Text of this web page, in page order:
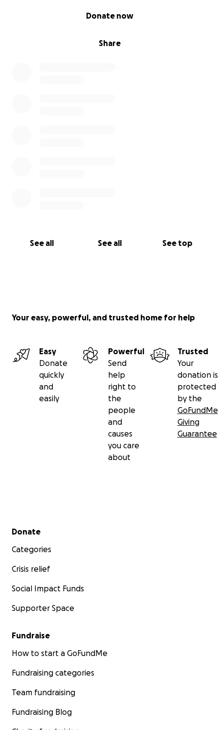
Share
Donate now
See all See all See top
Your easy, powerful, and trusted home for help
Easy
Donate
quickly
and
easily
Powerful
Send
help
right to
the
people
and
causes
you care
about
Trusted
Your
donation is
protected
by the
GoFundMe
Giving
Guarantee
Secondary menu
Donate
Categories
Crisis relief
Social Impact Funds
Supporter Space
Fundraise
How to start a GoFundMe
Fundraising categories
Team fundraising
Fundraising Blog